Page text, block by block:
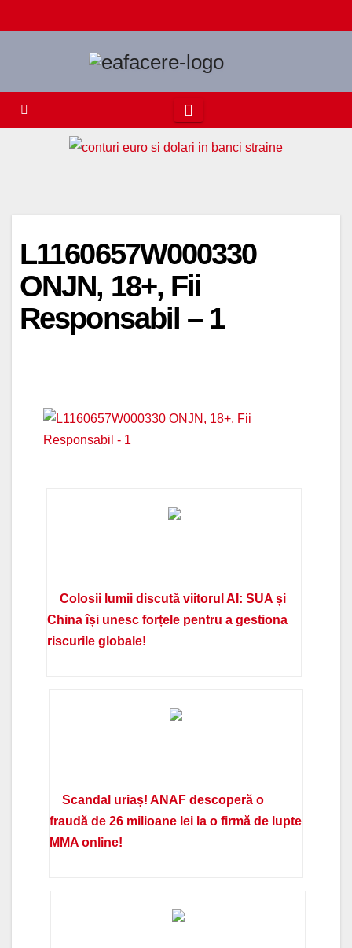
to
L1160657W000330
ONJN, 18+, Fii
Responsabil – 1
Colosii lumii discută viitorul AI: SUA și
China își unesc forțele pentru a gestiona
riscurile globale!
Scandal uriaș! ANAF descoperă o
fraudă de 26 milioane lei la o firmă de lupte
MMA online!